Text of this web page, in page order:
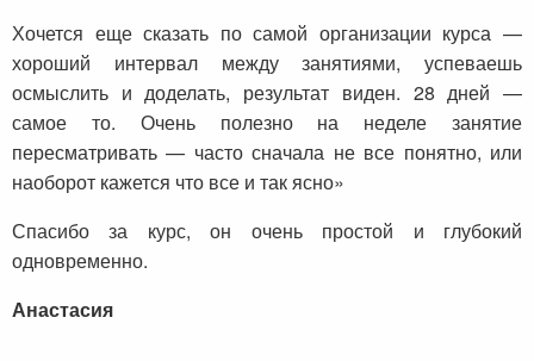
Хочется еще сказать по самой организации курса —
хороший интервал между занятиями, успеваешь
осмыслить и доделать, результат виден. 28 дней —
самое то. Очень полезно на неделе занятие
пересматривать — часто сначала не все понятно, или
наоборот кажется что все и так ясно»
Спасибо за курс, он очень простой и глубокий
одновременно.
Анастасия